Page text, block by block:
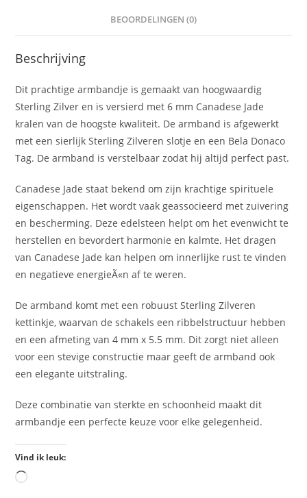
BEOORDELINGEN (0)
Beschrijving
Dit prachtige armbandje is gemaakt van hoogwaardig
Sterling Zilver en is versierd met 6 mm Canadese Jade
kralen van de hoogste kwaliteit. De armband is afgewerkt
met een sierlijk Sterling Zilveren slotje en een Bela Donaco
Tag. De armband is verstelbaar zodat hij altijd perfect past.
Canadese Jade staat bekend om zijn krachtige spirituele
eigenschappen. Het wordt vaak geassocieerd met zuivering
en bescherming. Deze edelsteen helpt om het evenwicht te
herstellen en bevordert harmonie en kalmte. Het dragen
van Canadese Jade kan helpen om innerlijke rust te vinden
en negatieve energieÃ«n af te weren.
De armband komt met een robuust Sterling Zilveren
kettinkje, waarvan de schakels een ribbelstructuur hebben
en een afmeting van 4 mm x 5.5 mm. Dit zorgt niet alleen
voor een stevige constructie maar geeft de armband ook
een elegante uitstraling.
Deze combinatie van sterkte en schoonheid maakt dit
armbandje een perfecte keuze voor elke gelegenheid.
Vind ik leuk: